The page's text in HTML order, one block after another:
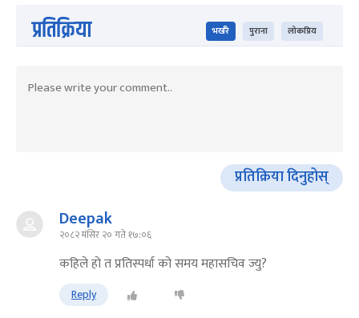
प्रतिक्रिया भर्खरै पुराना लोकप्रिय
प्रतिक्रिया दिनुहोस्
Deepak
२०८२ मंसिर २० गते १७:०६
कहिले हो त प्रतिस्पर्धा को समय महासचिव ज्यु?
Reply